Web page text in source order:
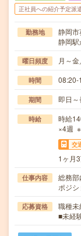
正社員への紹介予定派
勤務地
静岡市
静岡
曜日頻度 月～
時間 08:20-
期間 即日
時給
時給
×4週 ※
交
1ヶ月
仕事内容
総務
ポジ
応募資格
職種未
■未経